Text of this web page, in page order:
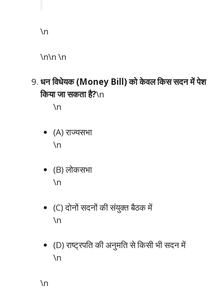
\n
\n\n\n
धन विधेयक (Money Bill) को केवल किस सदन में पेश
किया जा सकता है?\n
\n
(A) राज्यसभा
\n
(B) लोकसभा
\n
(C) दोनों सदनों की संयुक्त बैठक में
\n
(D) राष्ट्रपति की अनुमति से किसी भी सदन में
\n
\n